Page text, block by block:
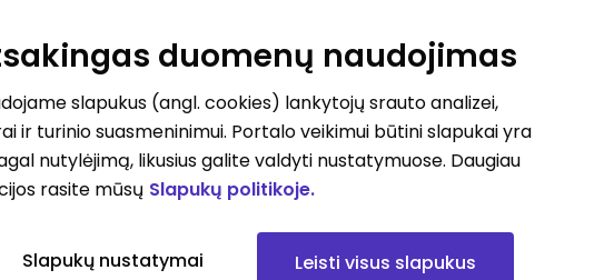
nerasta. Pakoreguokite paiešką ir bandykite dar
duomenų naudojimas
slapukus (angl. cookies) lankytojų srauto analizei,
ir turinio suasmeninimui. Portalo veikimui būtini slapukai yra
nutylėjimą, likusius galite valdyti nustatymuose. Daugiau
rasite mūsų Slapukų politikoje.
Slapukų nustatymai Leisti visus slapukus